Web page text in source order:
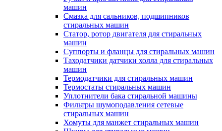
машин
Смазка для сальников, подшипников
стиральных машин
Статор, ротор двигателя для стиральных
машин
Суппорты и фланцы для стиральных машин
Таходатчики датчики холла для стиральных
машин
Термодатчики для стиральных машин
Термостаты стиральных машин
Уплотнители бака стиральной машины
Фильтры шумоподавления сетевые
стиральных машин
Хомуты для манжет стиральных машин